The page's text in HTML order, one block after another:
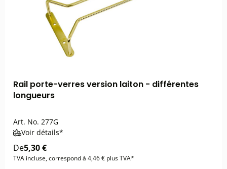
Rail porte-verres version laiton - différentes
longueurs
Art. No. 277G
Voir détails*
De5,30 €
TVA incluse, correspond à 4,46 € plus TVA*